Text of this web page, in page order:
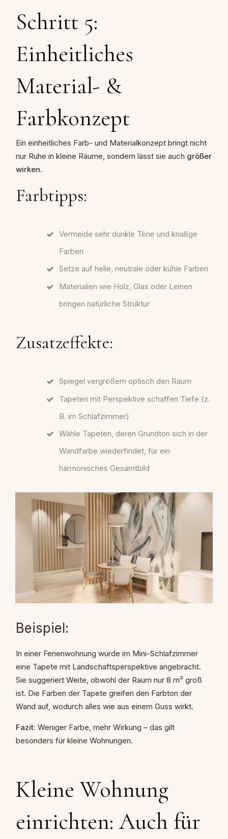
Schritt 5:
Einheitliches
Material- &
Farbkonzept
Ein einheitliches Farb- und Materialkonzept bringt nicht
nur Ruhe in kleine Räume, sondern lässt sie auch größer
wirken.
Farbtipps:
Vermeide sehr dunkle Töne und knallige
Farben
Setze auf helle, neutrale oder kühle Farben
Materialien wie Holz, Glas oder Leinen
bringen natürliche Struktur
Zusatzeffekte:
Spiegel vergrößern optisch den Raum
Tapeten mit Perspektive schaffen Tiefe (z.
B. im Schlafzimmer)
Wähle Tapeten, deren Grundton sich in der
Wandfarbe wiederfindet, für ein
harmonisches Gesamtbild
Beispiel:
In einer Ferienwohnung wurde im Mini-Schlafzimmer
eine Tapete mit Landschaftsperspektive angebracht.
Sie suggeriert Weite, obwohl der Raum nur 8 m² groß
ist. Die Farben der Tapete greifen den Farbton der
Wand auf, wodurch alles wie aus einem Guss wirkt.
Fazit: Weniger Farbe, mehr Wirkung – das gilt
besonders für kleine Wohnungen.
Kleine Wohnung
einrichten: Auch für